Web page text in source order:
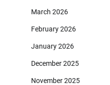
March 2026
February 2026
January 2026
December 2025
November 2025